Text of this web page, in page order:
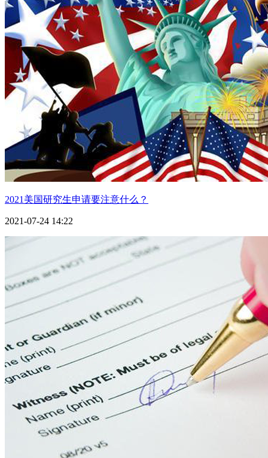
36
曼荷莲学院
Mount Holyoke College
36
联合学院
Union College
41
惠特曼学院
Whitman College
44
圣三一学院
Trinity College
46
巴德学院
Bard College
森特学院
Centre College
帕森斯设计学院
Parsons The New School for Design
芝加哥艺术学院
School of the Art Institute of Chicago
普拉特学院
Pratt Institute
纽约视觉艺术学院
School of Visual Arts，
NYC
马里兰艺术学院
Maryland Institute College of Art
2021美国研究生申请要注意什么？
2021-07-24 14:22